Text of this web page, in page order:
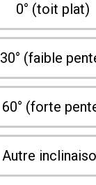
0° (toit plat)
30° (faible
60° (forte
Autre